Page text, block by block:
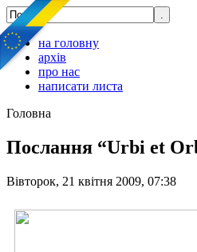
на головну
архів
про нас
написати листа
Головна
Послання “Urbi et
Вівторок, 21 квітня 2009, 07:38